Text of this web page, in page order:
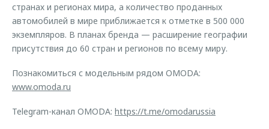
странах и регионах мира, а количество проданных
автомобилей в мире приближается к отметке в 500 000
экземпляров. В планах бренда — расширение географии
присутствия до 60 стран и регионов по всему миру.
Познакомиться с модельным рядом OMODA:
www.omoda.ru
Telegram-канал OMODA: https://t.me/omodarussia